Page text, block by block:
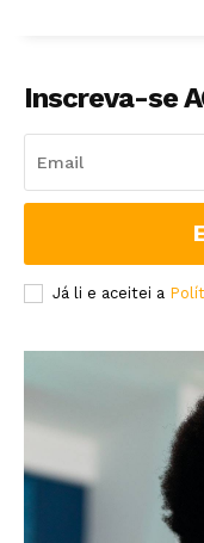
Inscreva-se
Já li e aceitei a